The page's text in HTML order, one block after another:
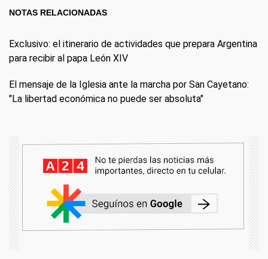
NOTAS RELACIONADAS
Exclusivo: el itinerario de actividades que prepara Argentina
para recibir al papa León XIV
El mensaje de la Iglesia ante la marcha por San Cayetano:
"La libertad económica no puede ser absoluta"